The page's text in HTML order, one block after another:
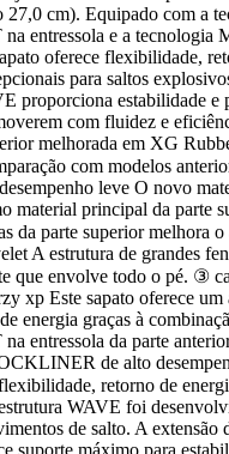
27,0 cm). Equipado com a
entressola e a
oferece flexibilidade,
para saltos
proporciona estabilidade e
com fluidez e
melhorada em XG
com modelos
leve O novo
material principal da parte
da parte superior melhora
A estrutura de grandes
que envolve todo o pé. ③
xp Este sapato oferece um
energia graças à
entressola da parte
de alto
retorno de
WAVE foi
de salto. A extensão